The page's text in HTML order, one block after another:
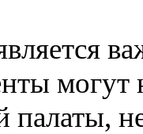
могут
палаты,